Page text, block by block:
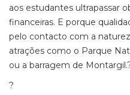
aos estudantes ultrapassar
financeiras. E porque
pelo contacto com a
atrações como o Parque
ou a barragem de Montargil.
?